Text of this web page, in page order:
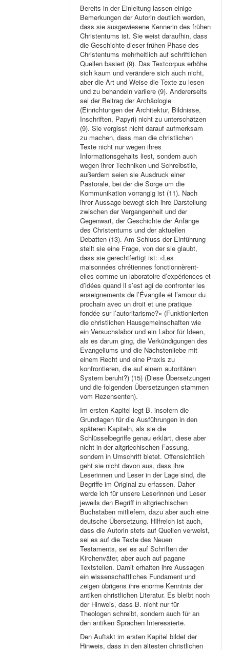
Bereits in der Einleitung lassen einige
Bemerkungen der Autorin deutlich werden,
dass sie ausgewiesene Kennerin des frühen
Christentums ist. Sie weist daraufhin, dass
die Geschichte dieser frühen Phase des
Christentums mehrheitlich auf schriftlichen
Quellen basiert (9). Das Textcorpus erhöhe
sich kaum und verändere sich auch nicht,
aber die Art und Weise die Texte zu lesen
und zu behandeln variiere (9). Andererseits
sei der Beitrag der Archäologie
(Einrichtungen der Architektur, Bildnisse,
Inschriften, Papyri) nicht zu unterschätzen
(9). Sie vergisst nicht darauf aufmerksam
zu machen, dass man die christlichen
Texte nicht nur wegen ihres
Informationsgehalts liest, sondern auch
wegen ihrer Techniken und Schreibstile,
außerdem seien sie Ausdruck einer
Pastorale, bei der die Sorge um die
Kommunikation vorrangig ist (11). Nach
ihrer Aussage bewegt sich ihre Darstellung
zwischen der Vergangenheit und der
Gegenwart, der Geschichte der Anfänge
des Christentums und der aktuellen
Debatten (13). Am Schluss der Einführung
stellt sie eine Frage, von der sie glaubt,
dass sie gerechtfertigt ist: «Les
maisonnées chrétiennes fonctionnèrent-
elles comme un laboratoire d’expériences et
d’idées quand il s’est agi de confronter les
enseignements de l’Évangile et l’amour du
prochain avec un droit et une pratique
fondée sur l’autoritarisme?» (Funktionierten
die christlichen Hausgemeinschaften wie
ein Versuchslabor und ein Labor für Ideen,
als es darum ging, die Verkündigungen des
Evangeliums und die Nächstenliebe mit
einem Recht und eine Praxis zu
konfrontieren, die auf einem autoritären
System beruht?) (15) (Diese Übersetzungen
und die folgenden Übersetzungen stammen
vom Rezensenten).
Im ersten Kapitel legt B. insofern die
Grundlagen für die Ausführungen in den
späteren Kapiteln, als sie die
Schlüsselbegriffe genau erklärt, diese aber
nicht in der altgriechischen Fassung,
sondern in Umschrift bietet. Offensichtlich
geht sie nicht davon aus, dass ihre
Leserinnen und Leser in der Lage sind, die
Begriffe im Original zu erfassen. Daher
werde ich für unsere Leserinnen und Leser
jeweils den Begriff in altgriechischen
Buchstaben mitliefern, dazu aber auch eine
deutsche Übersetzung. Hilfreich ist auch,
dass die Autorin stets auf Quellen verweist,
sei es auf die Texte des Neuen
Testaments, sei es auf Schriften der
Kirchenväter, aber auch auf pagane
Textstellen. Damit erhalten ihre Aussagen
ein wissenschaftliches Fundament und
zeigen übrigens ihre enorme Kenntnis der
antiken christlichen Literatur. Es bleibt noch
der Hinweis, dass B. nicht nur für
Theologen schreibt, sondern auch für an
den antiken Sprachen Interessierte.
Den Auftakt im ersten Kapitel bildet der
Hinweis, dass in den ältesten christlichen